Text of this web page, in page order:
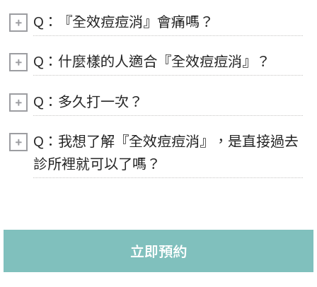
Q：『全效痘痘消』會痛嗎？
Q：什麼樣的人適合『全效痘痘消』？
Q：多久打一次？
Q：我想了解『全效痘痘消』，是直接過去
診所裡就可以了嗎？
立即預約